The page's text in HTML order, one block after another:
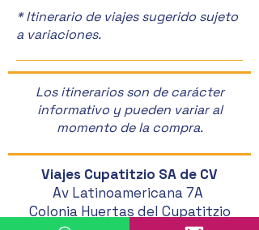
* Itinerario de viajes sugerido sujeto
a variaciones.
Los itinerarios son de carácter
informativo y pueden variar al
momento de la compra.
Viajes Cupatitzio SA de CV
Av Latinoamericana 7A
Colonia Huertas del Cupatitzio